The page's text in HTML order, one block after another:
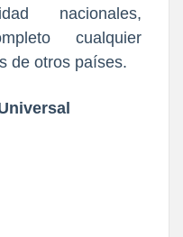
nacionales,
cualquier
de otros países.